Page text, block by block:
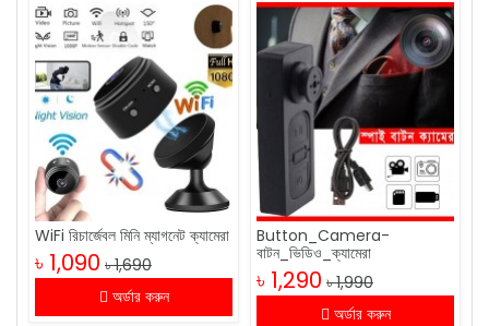
WiFi রিচার্জেবল মিনি ম্যাগনেট ক্যামেরা
৳ 1,090 ৳ 1,690
অর্ডার করুন
Button_Camera-
বাটন_ভিডিও_ক্যামেরা
৳ 1,290 ৳ 1,990
অর্ডার করুন